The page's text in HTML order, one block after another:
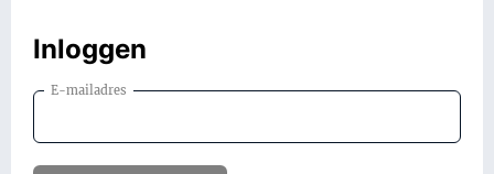
Inloggen
E-mailadres